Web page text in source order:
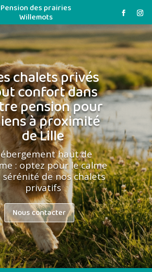
Pension des prairies
Willemots
chalets privés
confort dans
pension pour
à proximité
de Lille
haut de
: optez pour le calme
sérénité de nos chalets
privatifs
Nous contacter